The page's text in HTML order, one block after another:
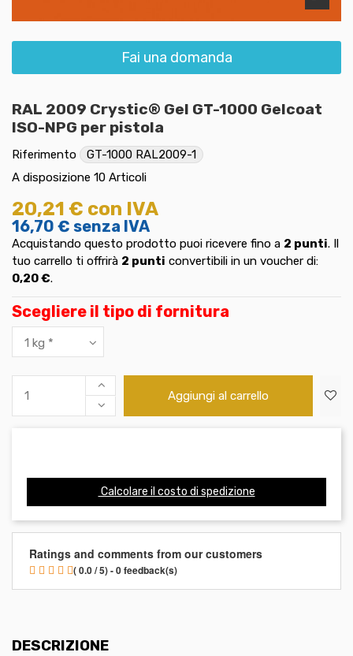
Fai una domanda
RAL 2009 Crystic® Gel GT-1000 Gelcoat
ISO-NPG per pistola
Riferimento
GT-1000 RAL2009-1
A disposizione 10 Articoli
20,21 € con IVA
16,70 € senza IVA
Acquistando questo prodotto puoi ricevere fino a 2 punti. Il
tuo carrello ti offrirà 2 punti convertibili in un voucher di:
0,20 €.
Scegliere il tipo di fornitura
Aggiungi al carrello
Calcolare il costo di spedizione
Ratings and comments from our customers
( 0.0 / 5) - 0 feedback(s)
DESCRIZIONE